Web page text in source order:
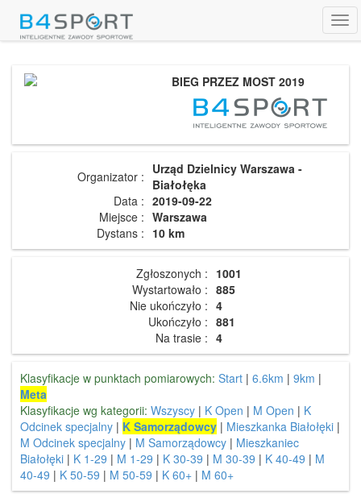
BIEG PRZEZ MOST 2019
Organizator : Urząd Dzielnicy Warszawa -
Białołęka
Data : 2019-09-22
Miejsce : Warszawa
Dystans : 10 km
Zgłoszonych : 1001
Wystartowało : 885
Nie ukończyło : 4
Ukończyło : 881
Na trasie : 4
Klasyfikacje w punktach pomiarowych: Start | 6.6km | 9km |
Meta
Klasyfikacje wg kategorii: Wszyscy | K Open | M Open | K
Odcinek specjalny | K Samorządowcy | Mieszkanka Białołęki |
M Odcinek specjalny | M Samorządowcy | Mieszkaniec
Białołęki | K 1-29 | M 1-29 | K 30-39 | M 30-39 | K 40-49 | M
40-49 | K 50-59 | M 50-59 | K 60+ | M 60+